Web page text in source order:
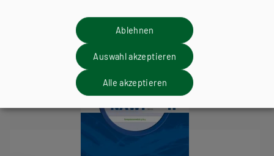
Ablehnen
Auswahl akzeptieren
Alle akzeptieren